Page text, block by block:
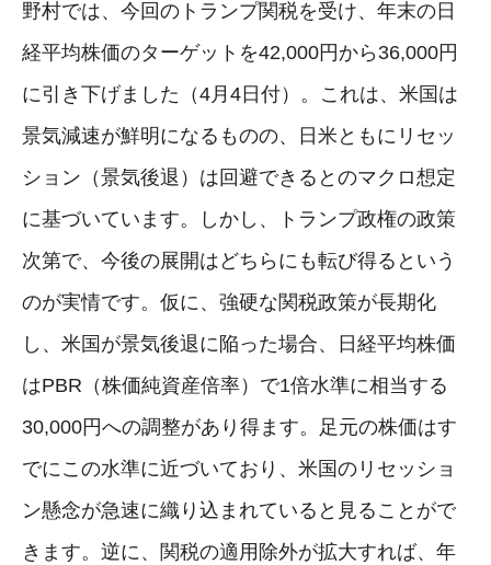
野村では、今回のトランプ関税を受け、年末の日
経平均株価のターゲットを42,000円から36,000円
に引き下げました（4月4日付）。これは、米国は
景気減速が鮮明になるものの、日米ともにリセッ
ション（景気後退）は回避できるとのマクロ想定
に基づいています。しかし、トランプ政権の政策
次第で、今後の展開はどちらにも転び得るという
のが実情です。仮に、強硬な関税政策が長期化
し、米国が景気後退に陥った場合、日経平均株価
はPBR（株価純資産倍率）で1倍水準に相当する
30,000円への調整があり得ます。足元の株価はす
でにこの水準に近づいており、米国のリセッショ
ン懸念が急速に織り込まれていると見ることがで
きます。逆に、関税の適用除外が拡大すれば、年